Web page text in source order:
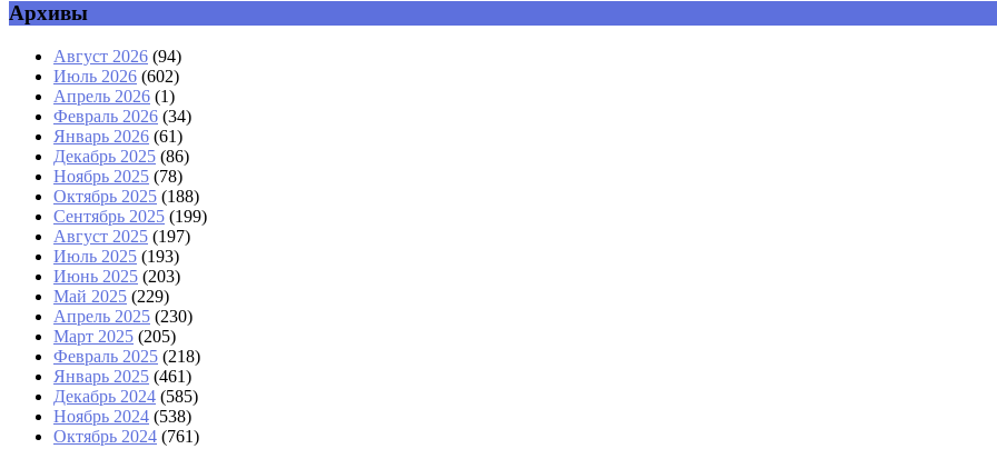
Архивы
Август 2026 (94)
Июль 2026 (602)
Апрель 2026 (1)
Февраль 2026 (34)
Январь 2026 (61)
Декабрь 2025 (86)
Ноябрь 2025 (78)
Октябрь 2025 (188)
Сентябрь 2025 (199)
Август 2025 (197)
Июль 2025 (193)
Июнь 2025 (203)
Май 2025 (229)
Апрель 2025 (230)
Март 2025 (205)
Февраль 2025 (218)
Январь 2025 (461)
Декабрь 2024 (585)
Ноябрь 2024 (538)
Октябрь 2024 (761)